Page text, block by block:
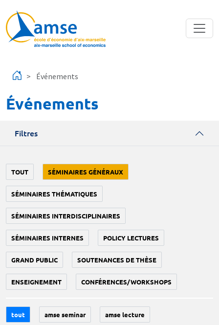
Événements
Événements
Filtres
TOUT SÉMINAIRES GÉNÉRAUX
SÉMINAIRES THÉMATIQUES
SÉMINAIRES INTERDISCIPLINAIRES
SÉMINAIRES INTERNES POLICY LECTURES
GRAND PUBLIC SOUTENANCES DE THÈSE
ENSEIGNEMENT CONFÉRENCES/WORKSHOPS
tout amse seminar amse lecture